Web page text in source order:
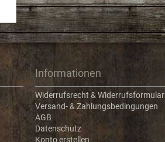
Informationen
Widerrufsrecht & Widerrufsformular
Versand- & Zahlungsbedingungen
AGB
Datenschutz
Konto erstellen